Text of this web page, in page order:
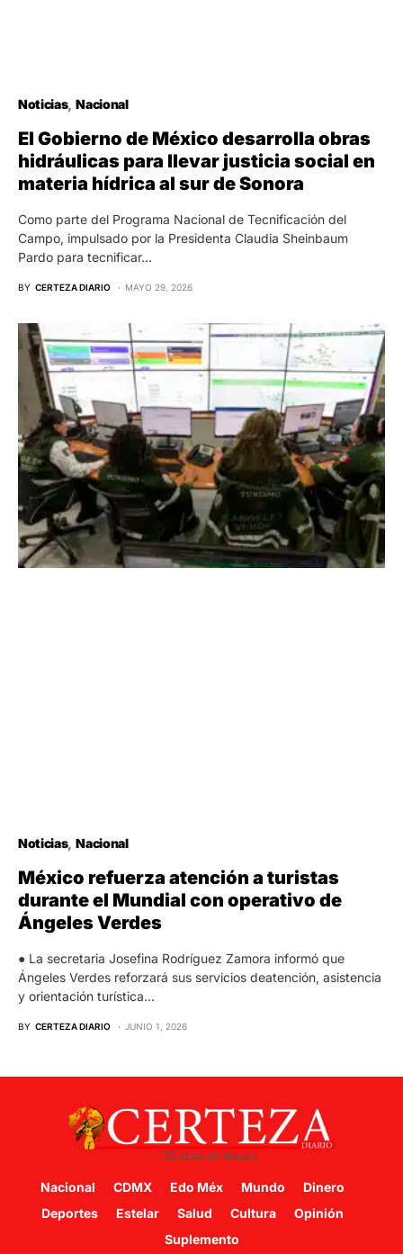
Noticias Nacional
El Gobierno de México desarrolla obras
hidráulicas para llevar justicia social en
materia hídrica al sur de Sonora
Como parte del Programa Nacional de Tecnificación del
Campo, impulsado por la Presidenta Claudia Sheinbaum
Pardo para tecnificar…
BY CERTEZA DIARIO MAYO 29, 2026
Noticias Nacional
México refuerza atención a turistas
durante el Mundial con operativo de
Ángeles Verdes
● La secretaria Josefina Rodríguez Zamora informó que
Ángeles Verdes reforzará sus servicios deatención, asistencia
y orientación turística…
BY CERTEZA DIARIO JUNIO 1, 2026
Nacional CDMX Edo Méx Mundo
Dinero
Deportes
Estelar Salud Cultura
Opinión
Suplemento